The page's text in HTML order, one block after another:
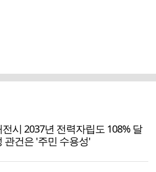
전시 2037년 전력자립도 108% 달
관건은 '주민 수용성'